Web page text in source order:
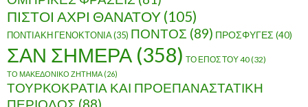
ΠΙΣΤΟΙ ΑΧΡΙ ΘΑΝΑΤΟΥ (105)
ΠΟΝΤΙΑΚΗ ΓΕΝΟΚΤΟΝΙΑ(35) ΠΟΝΤΟΣ (89) ΠΡΟΣΦΥΓΕΣ (40)
ΣΑΝ ΣΗΜΕΡΑ (358) ΤΟ ΕΠΟΣ ΤΟΥ 40(32)
ΤΟ ΜΑΚΕΔΟΝΙΚΟ ΖΗΤΗΜΑ (26)
ΤΟΥΡΚΟΚΡΑΤΙΑ ΚΑΙ ΠΡΟΕΠΑΝΑΣΤΑΤΙΚΗ